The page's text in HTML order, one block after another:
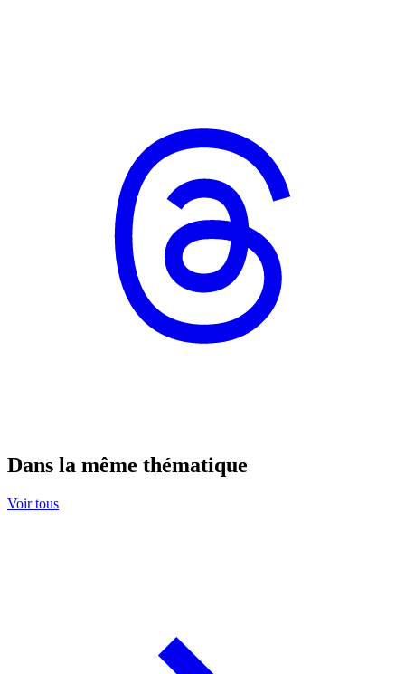
Dans la même thématique
Voir tous